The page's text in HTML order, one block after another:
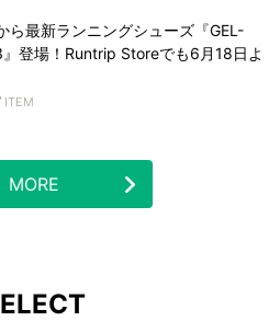
ら最新ランニングシューズ『GEL-
登場！Runtrip Storeでも6月18日よ
ITEM
MORE